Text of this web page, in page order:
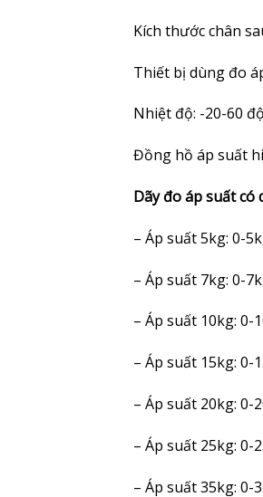
Kích thước chân
Thiết bị dùng đo
Nhiệt độ: -20-60
Đồng hồ áp suất
Dãy đo áp suất có
– Áp suất 5kg: 0-
– Áp suất 7kg: 0-
– Áp suất 10kg: 0-
– Áp suất 15kg: 0-
– Áp suất 20kg: 0-
– Áp suất 25kg: 0-
– Áp suất 35kg: 0-